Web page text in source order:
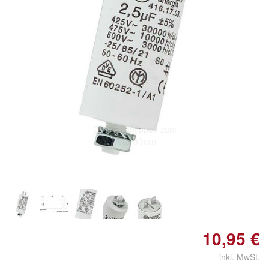
Doppelt antippen zum
vergrößern
10,95 €
inkl. MwSt.